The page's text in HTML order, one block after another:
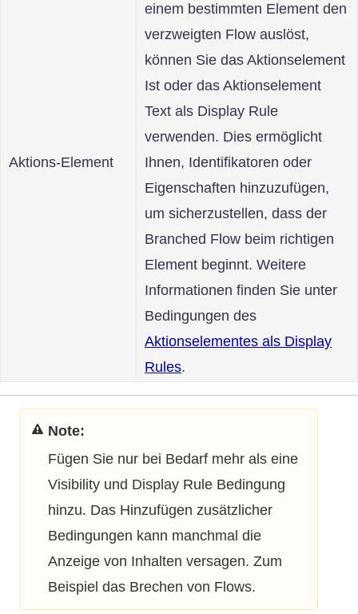
Aktions-Element
einem bestimmten Element den
verzweigten Flow auslöst,
können Sie das Aktionselement
Ist oder das Aktionselement
Text als Display Rule
verwenden. Dies ermöglicht
Ihnen, Identifikatoren oder
Eigenschaften hinzuzufügen,
um sicherzustellen, dass der
Branched Flow beim richtigen
Element beginnt. Weitere
Informationen finden Sie unter
Bedingungen des
Aktionselementes als Display
Rules.
Your title goes here
Fügen Sie nur bei Bedarf mehr als eine
Visibility und Display Rule Bedingung
hinzu. Das Hinzufügen zusätzlicher
Bedingungen kann manchmal die
Anzeige von Inhalten versagen. Zum
Beispiel das Brechen von Flows.